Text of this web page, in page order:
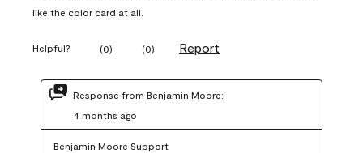
like the color card at all.
Helpful? (0) (0) Report
Response from Benjamin Moore:
4 months ago
Benjamin Moore Support